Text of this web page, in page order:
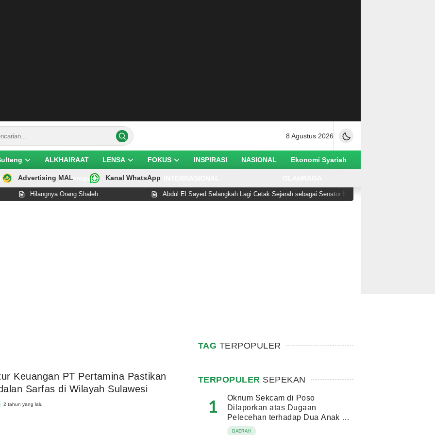
8 Agustus 2026
ALKHAIRAAT LENSA FOKUS INSPIRASI NASIONAL Ekonomi Syariah
Teropong
Advertising MAL Kanal WhatsApp
Hilangnya Orang Shaleh Abdul El Sayed Selangkah Lagi Cetak Sejarah sebagai Senator Muslim Pertama AS
Keuangan PT Pertamina Pastikan
Sarfas di Wilayah Sulawesi
2 tahun yang lalu
TAG TERPOPULER
TERPOPULER SEPEKAN
1
Oknum Sekcam di Poso
Dilaporkan atas Dugaan
Pelecehan terhadap Dua Anak di
Bawah Umur
DAERAH